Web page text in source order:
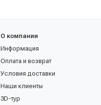
О компании
Информация
Оплата и возврат
Условия доставки
Наши клиенты
3D-тур